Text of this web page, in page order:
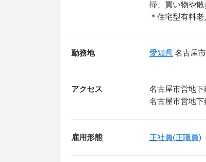
掃、買い物や散
＊住宅型有料
勤務地 愛知県 名古屋
アクセス
名古屋市営地
名古屋市営地
雇用形態 正社員(正職員)